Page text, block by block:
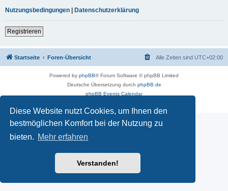
Diese Website nutzt Cookies, um Ihnen den
bestmöglichen Komfort bei der Nutzung zu
bieten. Mehr erfahren
Verstanden!
Nutzungsbedingungen | Datenschutzerklärung
Registrieren
Startseite Foren-Übersicht Alle Zeiten sind UTC+02:00
Powered by phpBB® Forum Software © phpBB Limited
Deutsche Übersetzung durch phpBB.de
phpBB Events Calendar